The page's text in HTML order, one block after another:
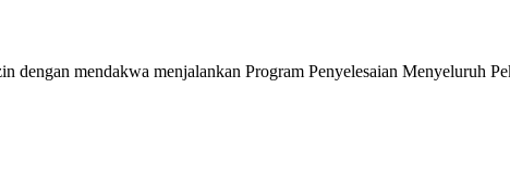
mendakwa menjalankan Program Penyelesaian Menyeluruh